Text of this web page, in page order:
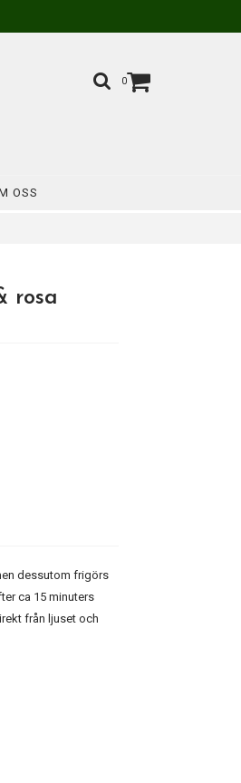
0
OSS
rosa
dessutom frigörs
ca 15 minuters
från ljuset och